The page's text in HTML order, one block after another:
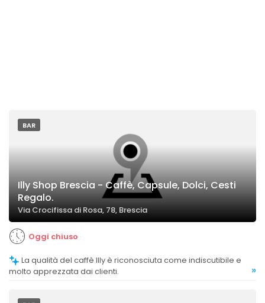
BAR
Illy Shop Brescia - Caffè, Capsule, Dolci, Cesti
Regalo.
Via Crocifissa di Rosa, 78, Brescia
Oggi chiuso
molto apprezzata dai clienti.
»